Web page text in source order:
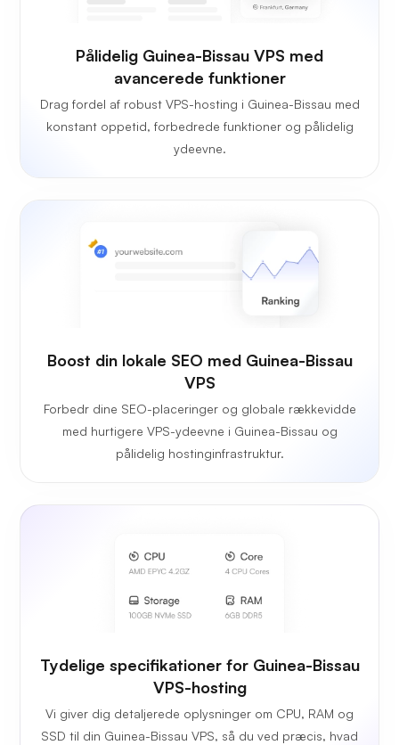
Pålidelig Guinea-Bissau VPS med
avancerede funktioner
Drag fordel af robust VPS-hosting i Guinea-Bissau med
konstant oppetid, forbedrede funktioner og pålidelig
ydeevne.
Boost din lokale SEO med Guinea-Bissau
VPS
Forbedr dine SEO-placeringer og globale rækkevidde
med hurtigere VPS-ydeevne i Guinea-Bissau og
pålidelig hostinginfrastruktur.
Tydelige specifikationer for Guinea-Bissau
VPS-hosting
Vi giver dig detaljerede oplysninger om CPU, RAM og
SSD til din Guinea-Bissau VPS, så du ved præcis, hvad